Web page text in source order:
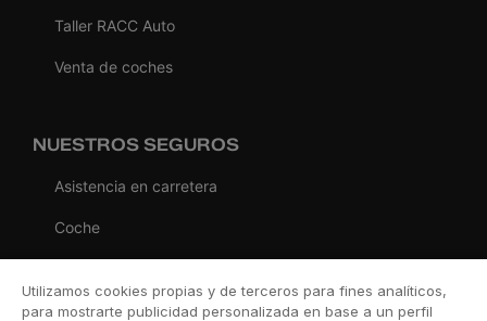
Taller RACC Auto
Venta de coches
NUESTROS SEGUROS
Asistencia en carretera
Coche
Viaje
Utilizamos cookies propias y de terceros para fines analíticos,
para mostrarte publicidad personalizada en base a un perfil